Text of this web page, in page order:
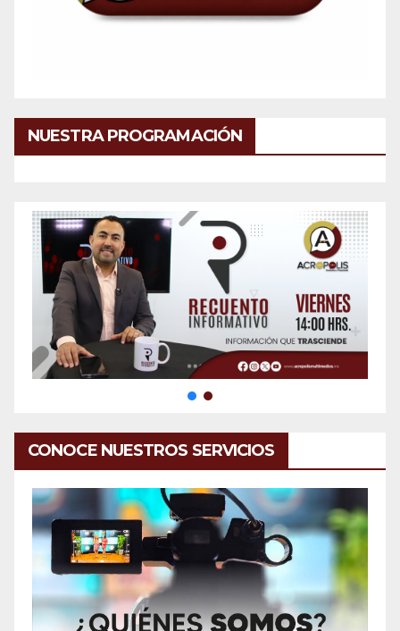
NUESTRA PROGRAMACIÓN
CONOCE NUESTROS SERVICIOS